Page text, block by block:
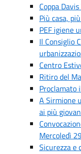
Coppa
Più casa,
PEF igiene
Il Consiglio
Centro
Ritiro del
Proclamato
A Sirmione
ai più
Mercoledì
Sicurezza